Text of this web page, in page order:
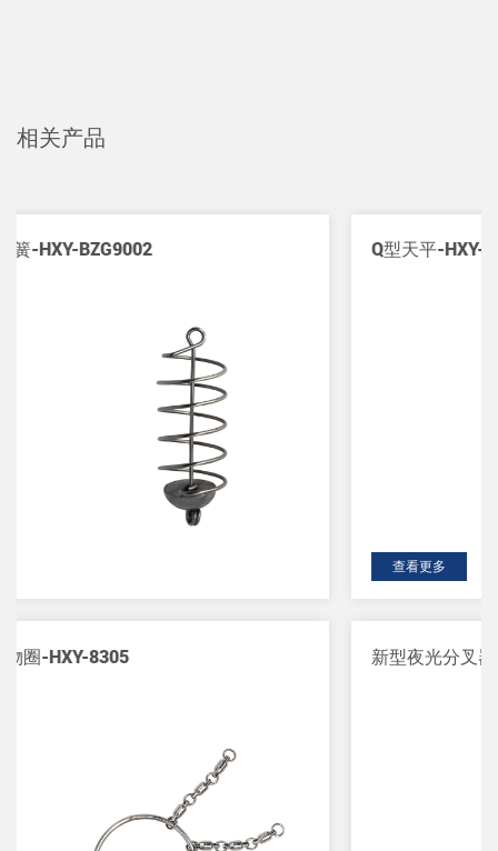
相关产品
Q型天平-HXY-7004B
新型夜光分叉器-HXY-A103